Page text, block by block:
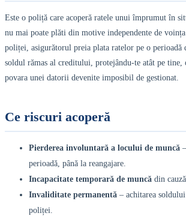
Este o poliță care acoperă ratele unui împrumut în
nu mai poate plăti din motive independente de
poliței, asigurătorul preia plata ratelor pe o perioadă
soldul rămas al creditului, protejându-te atât pe tine,
povara unei datorii devenite imposibil de gestionat.
Ce riscuri acoperă
Pierderea involuntară a locului de muncă
perioadă, până la reangajare.
Incapacitate temporară de muncă din
Invaliditate permanentă – achitarea
poliței.